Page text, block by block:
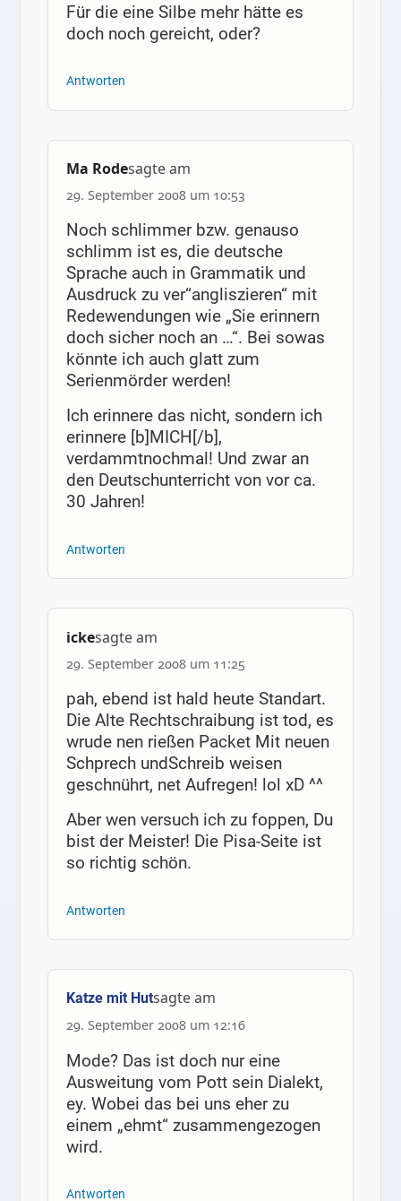
Für die eine Silbe mehr hätte es
doch noch gereicht, oder?
Antworten
Ma Rodesagte am
29. September 2008 um 10:53
Noch schlimmer bzw. genauso
schlimm ist es, die deutsche
Sprache auch in Grammatik und
Ausdruck zu ver“angliszieren“ mit
Redewendungen wie „Sie erinnern
doch sicher noch an …“. Bei sowas
könnte ich auch glatt zum
Serienmörder werden!
Ich erinnere das nicht, sondern ich
erinnere [b]MICH[/b],
verdammtnochmal! Und zwar an
den Deutschunterricht von vor ca.
30 Jahren!
Antworten
ickesagte am
29. September 2008 um 11:25
pah, ebend ist hald heute Standart.
Die Alte Rechtschraibung ist tod, es
wrude nen rießen Packet Mit neuen
Schprech undSchreib weisen
geschnührt, net Aufregen! lol xD ^^
Aber wen versuch ich zu foppen, Du
bist der Meister! Die Pisa-Seite ist
so richtig schön.
Antworten
Katze mit Hutsagte am
29. September 2008 um 12:16
Mode? Das ist doch nur eine
Ausweitung vom Pott sein Dialekt,
ey. Wobei das bei uns eher zu
einem „ehmt“ zusammengezogen
wird.
Antworten